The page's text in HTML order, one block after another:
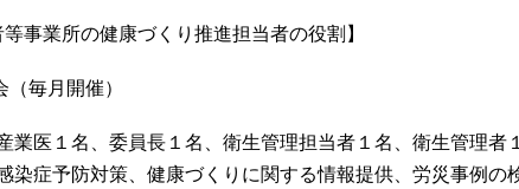
等事業所の健康づくり推進担当者の役割】
毎月開催）
業医１名、委員長１名、衛生管理担当者１名、衛生管理者
染症予防対策、健康づくりに関する情報提供、労災事例の